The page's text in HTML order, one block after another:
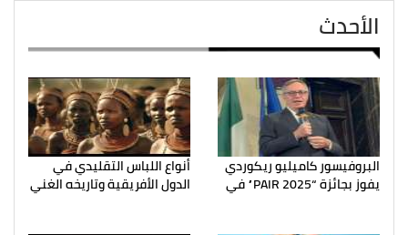
الأحدث
البروفيسور كاميليو ريكوردي
يفوز بجائزة “PAIR 2025” في
أنواع اللباس التقليدي في
الدول الأفريقية وتاريخه الغني